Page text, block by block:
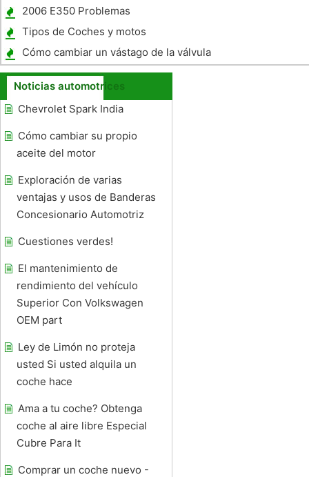
romper ?
2006 E350 Problemas
Tipos de Coches y motos
Cómo cambiar un vástago de la válvula
Noticias automotrices
Chevrolet Spark India
Cómo cambiar su propio
aceite del motor
Exploración de varias
ventajas y usos de Banderas
Concesionario Automotriz
Cuestiones verdes!
El mantenimiento de
rendimiento del vehículo
Superior Con Volkswagen
OEM part
Ley de Limón no proteja
usted Si usted alquila un
coche hace
Ama a tu coche? Obtenga
coche al aire libre Especial
Cubre Para It
Comprar un coche nuevo -